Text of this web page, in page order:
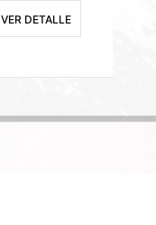
VER DETALLE